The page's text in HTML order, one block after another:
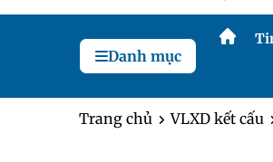
Danh mục
Trang chủ VLXD kết cấu